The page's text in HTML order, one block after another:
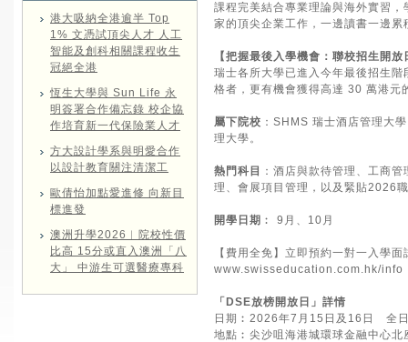
港大吸納全港逾半 Top
1% 文憑試頂尖人才 人工
智能及創科相關課程收生
冠絕全港
恆生大學與 Sun Life 永
明簽署合作備忘錄 校企協
作培育新一代保險業人才
方大設計學系與明愛合作
以設計教育關注清潔工
歐倩怡加點愛進修 向新目
標進發
澳洲升學2026︱院校性價
比高 15分或直入澳洲「八
大」 中游生可選醫療專科
課程完美結合專業理論與海外實習
家的頂尖企業工作，一邊讀書一邊
【把握最後入學機會：聯校招生開放
瑞士各所大學已進入今年最後招生
格者，更有機會獲得高達 30 萬港元
屬下院校 ：SHMS 瑞士酒店管理大
理大學。
熱門科目
：酒店與款待管理、工商
理、會展項目管理，以及緊貼2026
開學日期 ︰ 9月、10月
【費用全免】立即預約一對一入學
www.swisseducation.com.hk/info
「DSE放榜開放日」詳情
日期︰2026年7月15日及16日 全
地點︰尖沙咀海港城環球金融中心北